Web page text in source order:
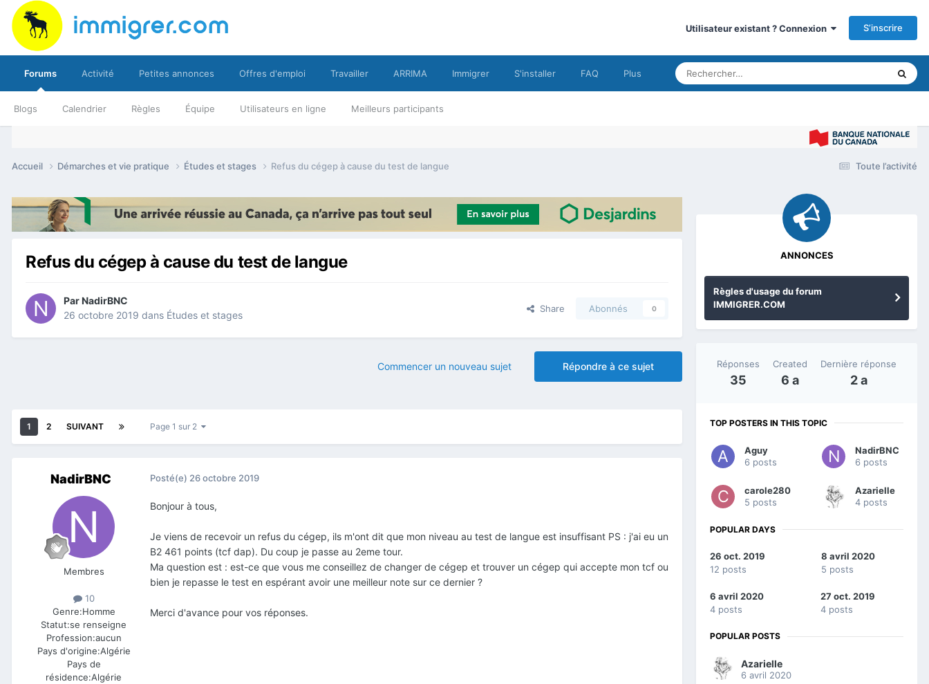
Utilisateur existant ? Connexion S’inscrire
Forums
Blogs Calendrier Règles Équipe Utilisateurs en ligne Meilleurs participants
Activité Petites annonces Offres d'emploi Travailler ARRIMA Immigrer S'installer FAQ Plus
Toute l’activité
Accueil Démarches et vie pratique Études et stages Refus du cégep à cause du test de langue
Refus du cégep à cause du test de langue
ParNadirBNC
26 octobre 2019 dans Études et stages
Share Abonnés 0
Répondre à ce sujet
Commencer un nouveau sujet
1 2 SUIVANT Page 1 sur 2
NadirBNC
Membres
10
Genre:Homme
Statut:se renseigne
Profession:aucun
Pays d'origine:Algérie
Pays de
résidence:Algérie
Posté(e) 26 octobre 2019
Bonjour à tous,
Je viens de recevoir un refus du cégep, ils m'ont dit que mon niveau au test de langue est insuffisant PS : j'ai eu un
B2 461 points (tcf dap). Du coup je passe au 2eme tour.
Ma question est : est-ce que vous me conseillez de changer de cégep et trouver un cégep qui accepte mon tcf ou
bien je repasse le test en espérant avoir une meilleur note sur ce dernier ?
Merci d'avance pour vos réponses.
ANNONCES
Règles d'usage du forum
IMMIGRER.COM
Réponses
35
Created
6 a
Dernière réponse
2 a
TOP POSTERS IN THIS TOPIC
Aguy
6 posts
NadirBNC
6 posts
carole280
5 posts
Azarielle
4 posts
POPULAR DAYS
26 oct. 2019
12 posts
8 avril 2020
5 posts
6 avril 2020
4 posts
27 oct. 2019
4 posts
POPULAR POSTS
Azarielle
6 avril 2020